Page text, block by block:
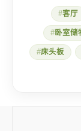
房
1
客厅
卧室储
床头板